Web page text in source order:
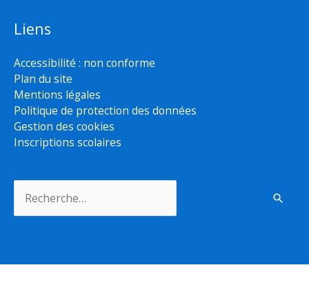
Liens
Accessibilité : non conforme
Plan du site
Mentions légales
Politique de protection des données
Gestion des cookies
Inscriptions scolaires